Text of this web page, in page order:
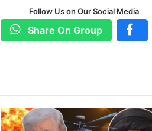
Follow Us on Our Social Media
Share On Group